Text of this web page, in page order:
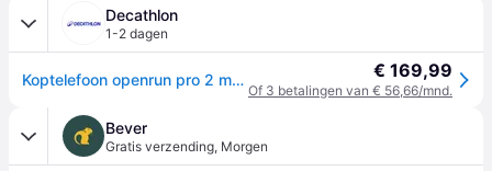
Decathlon
1-2 dagen
Koptelefoon openrun pro 2 met botgeleiding zwart € 169,99
Of 3 betalingen van € 56,66/mnd.
Bever
Gratis verzending, Morgen